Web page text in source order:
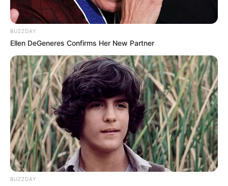
BUZZDAY
Ellen DeGeneres Confirms Her New Partner
BUZZDAY